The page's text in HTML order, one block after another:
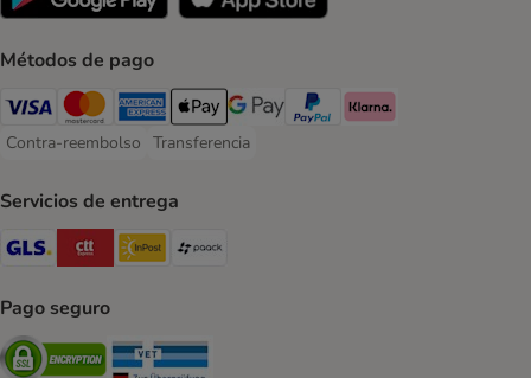
Métodos de pago
Visa Payment Method
Mastercard Payment Method
American Express Payment Method
Apple Pay Payment Method
Google Pay Payment Method
PayPal Payment Method
Klarna Payment Method
Contra-reembolso
Contra-reembolso Payment Method
Transferencia
Transferencia Payment Method
Servicios de entrega
GLS Shipping Method
CTTExpress Shipping Method
InPost Shipping Method
Pago seguro
Security